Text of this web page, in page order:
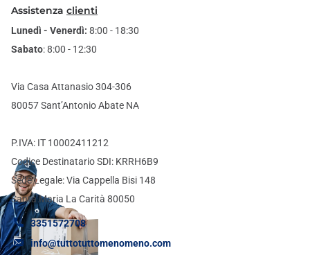
Assistenza clienti
Lunedì - Venerdì: 8:00 - 18:30
Sabato: 8:00 - 12:30
Via Casa Attanasio 304-306
80057 Sant’Antonio Abate NA
P.IVA: IT 10002411212
Codice Destinatario SDI: KRRH6B9
Sede Legale: Via Cappella Bisi 148
Santa Maria La Carità 80050
3351572708
info@tuttotuttomenomeno.com